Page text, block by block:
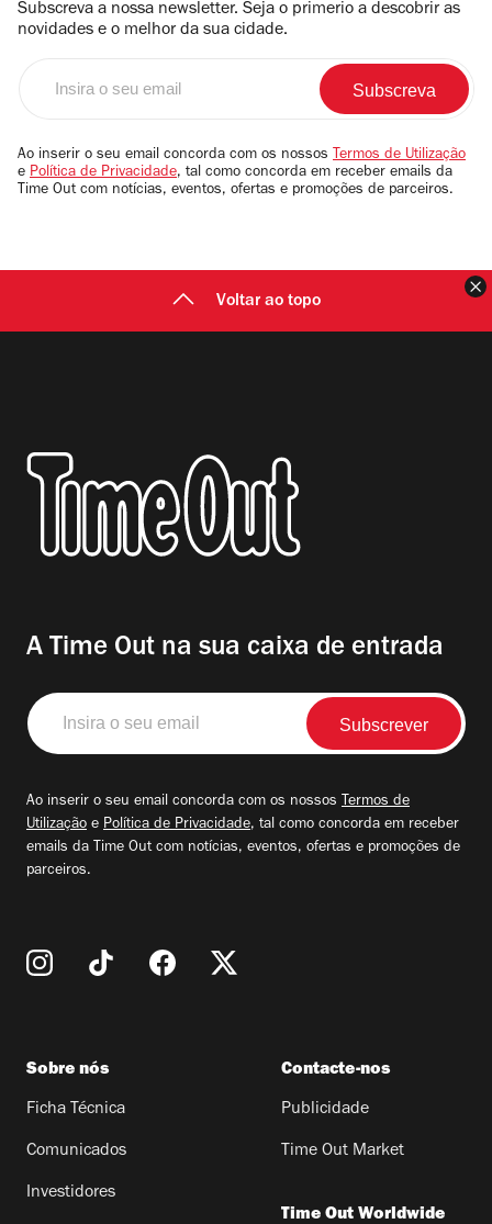
Subscreva a nossa newsletter. Seja o primerio a descobrir as
novidades e o melhor da sua cidade.
email
Ao inserir o seu email concorda com os nossos Termos de Utilização
e Política de Privacidade, tal como concorda em receber emails da
Time Out com notícias, eventos, ofertas e promoções de parceiros.
Voltar ao topo
A Time Out na sua caixa de entrada
Insira
o
seu
Ao inserir o seu email concorda com os nossos Termos de
Utilização e Política de Privacidade, tal como concorda em receber
emails da Time Out com notícias, eventos, ofertas e promoções de
parceiros.
Sobre nós
Ficha Técnica
Comunicados
Investidores
Contacte-nos
Publicidade
Time Out Market
Time Out Worldwide